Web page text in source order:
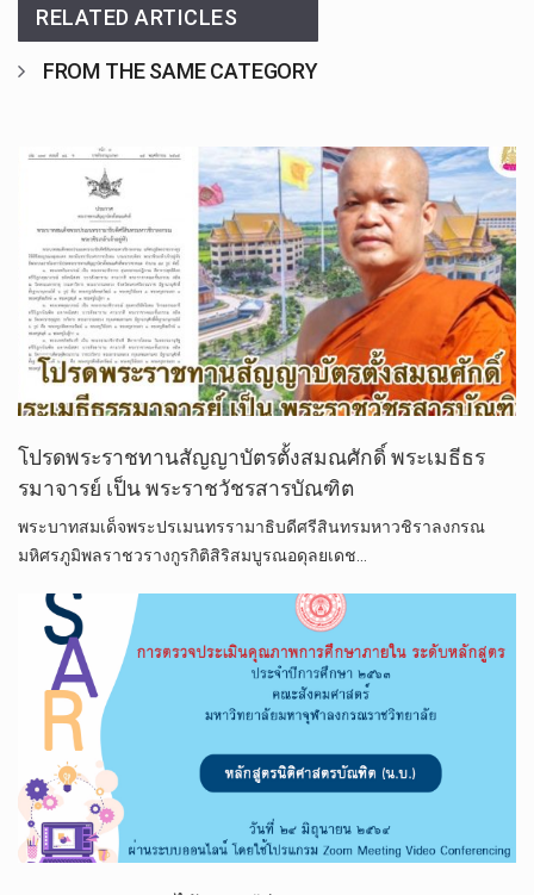
RELATED ARTICLES
FROM THE SAME CATEGORY
โปรดพระราชทานสัญญาบัตรตั้งสมณศักดิ์ พระเมธีธร
รมาจารย์ เป็น พระราชวัชรสารบัณฑิต
พระบาทสมเด็จพระปรเมนทรรามาธิบดีศรีสินทรมหาวชิราลงกรณ
มหิศรภูมิพลราชวรางกูรกิติสิริสมบูรณอดุลยเดช…